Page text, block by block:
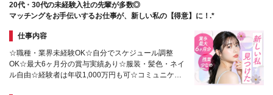
20代・30代の未経験入社の先輩が多数◎
マッチングをお手伝いするお仕事が、新しい私の【得意】に！.*
仕事内容
☆職種・業界未経験OK☆自分でスケジュール調整
OK☆最大6ヶ月分の賞与実績あり☆服装・髪色・ネイ
ル自由☆経験者は年収1,000万円も可☆コミュニケー